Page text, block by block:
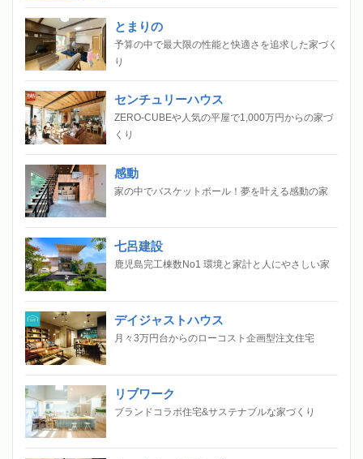
とまりの
予算の中で最大限の性能と快適さを追求した家づく
り
センチュリーハウス
ZERO-CUBEや人気の平屋で1,000万円からの家づ
くり
感動
家の中でバスケットボール！夢を叶える感動の家
七呂建設
鹿児島完工棟数No1 環境と家計と人にやさしい家
デイジャストハウス
月々3万円台からのローコスト企画型注文住宅
リブワーク
ブランドコラボ住宅&サステナブルな家づくり